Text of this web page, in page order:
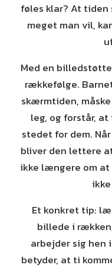
føles klar? At tiden
meget man vil,
Med en
rækkefølge.
skærmtiden,
leg, og forstår,
stedet for dem.
bliver den lettere
ikke længere om
Et konkret tip:
billede i
arbejder sig
betyder, at ti